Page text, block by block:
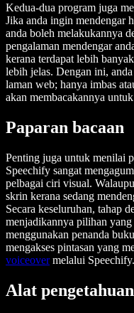
Kedua-dua program juga
Jika anda ingin mendengar
anda boleh melakukannya
pengalaman mendengar
kerana terdapat lebih
lebih jelas. Dengan ini,
laman web; hanya imbas
akan membacakannya
Paparan bacaan
Penting juga untuk menilai
Speechify sangat
pelbagai ciri visual.
skrin kerana sedang
Secara keseluruhan, tahap
menjadikannya pilihan
menggunakan penanda
mengakses pintasan yang
voiceovermelalui Speechify.
Alat pengetahuan